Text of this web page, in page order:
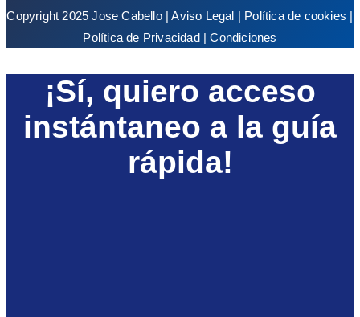
Copyright 2025 Jose Cabello |Aviso Legal | Política de cookies |
Política de Privacidad|Condiciones
¡Sí, quiero acceso
instántaneo a la guía
rápida!